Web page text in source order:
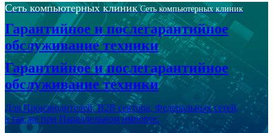
Сеть компьютерных клиник Сеть компьютерных клиник
Гарантийное и послегарантийное
обслуживание техники
Гарантийное и послегарантийное
обслуживание техники
Для Производителей, В2В сектора, Федеральных сетей,
а так же при Параллельном импорте.